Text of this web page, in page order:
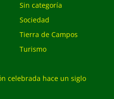
Sin categoría
Sociedad
Tierra de Campos
Turismo
celebrada hace un siglo